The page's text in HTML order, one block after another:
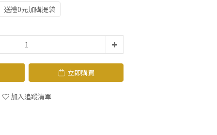
送禮0元加購提袋
立即購買
加入追蹤清單